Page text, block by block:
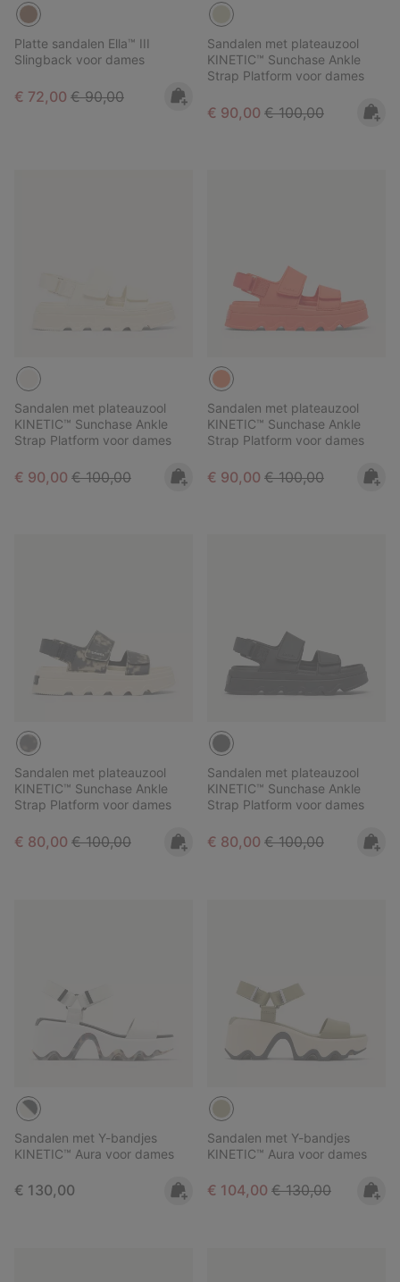
Platte sandalen Ella™ III
Slingback voor dames
Sale price:
€ 72,00 Regular price:
€ 90,00
Sandalen met plateauzool
KINETIC™ Sunchase Ankle
Strap Platform voor dames
Sale price:
€ 90,00 Regular price:
€ 100,00
Sandalen met plateauzool
KINETIC™ Sunchase Ankle
Strap Platform voor dames
Sale price:
€ 90,00 Regular price:
€ 100,00
Sandalen met plateauzool
KINETIC™ Sunchase Ankle
Strap Platform voor dames
Sale price:
€ 90,00 Regular price:
€ 100,00
Sandalen met plateauzool
KINETIC™ Sunchase Ankle
Strap Platform voor dames
Sale price:
€ 80,00 Regular price:
€ 100,00
Sandalen met plateauzool
KINETIC™ Sunchase Ankle
Strap Platform voor dames
Sale price:
€ 80,00 Regular price:
€ 100,00
Sandalen met Y-bandjes
KINETIC™ Aura voor dames
Regular price:
€ 130,00
Sandalen met Y-bandjes
KINETIC™ Aura voor dames
Sale price:
€ 104,00 Regular price:
€ 130,00